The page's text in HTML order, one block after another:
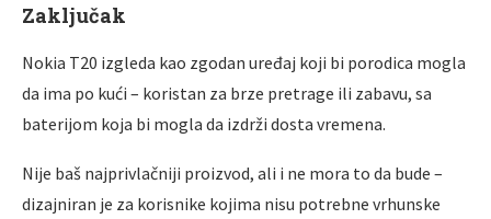
Zaključak
Nokia T20 izgleda kao zgodan uređaj koji bi porodica mogla
da ima po kući – koristan za brze pretrage ili zabavu, sa
baterijom koja bi mogla da izdrži dosta vremena.
Nije baš najprivlačniji proizvod, ali i ne mora to da bude –
dizajniran je za korisnike kojima nisu potrebne vrhunske